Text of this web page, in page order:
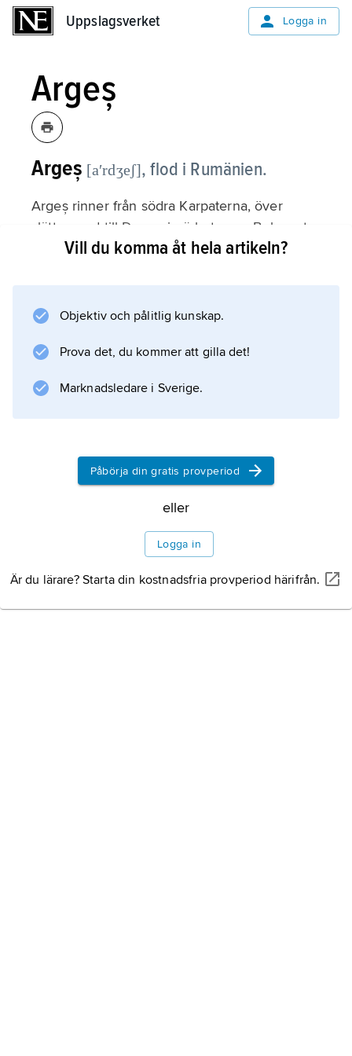
Uppslagsverket Logga in
Argeș
Argeș [aʹrdʒeʃ],flod i Rumänien.
Argeș rinner från södra Karpaterna, över
slätten ned till Donau i närheten av Bukarest.
Längd 256 km.
Vill du komma åt hela artikeln?
Objektiv och pålitlig kunskap.
Prova det, du kommer att gilla det!
Marknadsledare i Sverige.
Påbörja din gratis provperiod
eller
Logga in
Är du lärare? Starta din kostnadsfria provperiod härifrån.